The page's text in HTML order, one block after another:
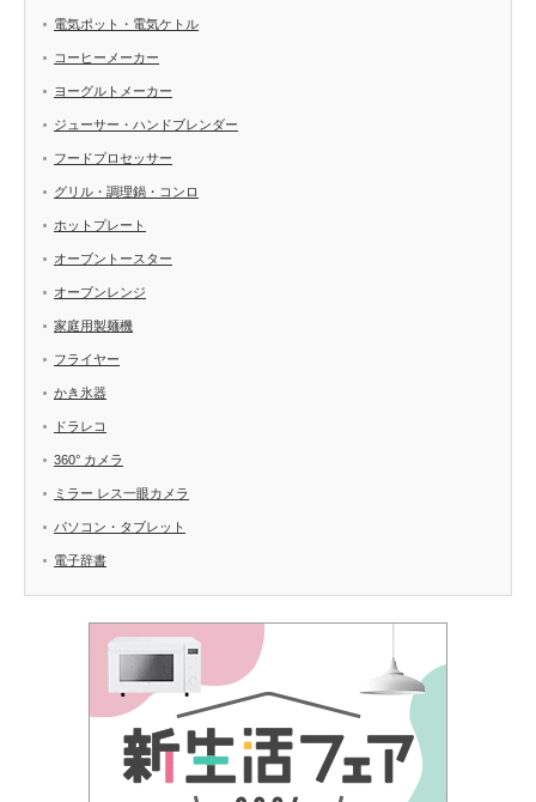
電気ポット・電気ケトル
コーヒーメーカー
ヨーグルトメーカー
ジューサー・ハンドブレンダー
フードプロセッサー
グリル・調理鍋・コンロ
ホットプレート
オーブントースター
オーブンレンジ
家庭用製麺機
フライヤー
かき氷器
ドラレコ
360° カメラ
ミラー レス一眼カメラ
パソコン・タブレット
電子辞書